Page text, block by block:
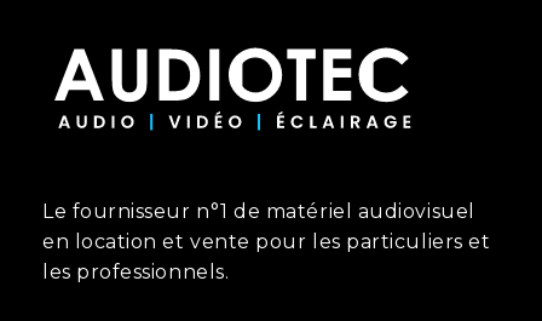
Le fournisseur n°1 de matériel audiovisuel
en location et vente pour les particuliers et
les professionnels.